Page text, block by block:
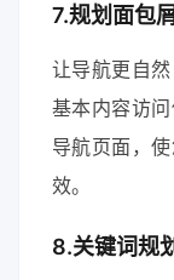
7.规划面包
让导航更自
基本内容访
导航页面，
效。
8.关键词规